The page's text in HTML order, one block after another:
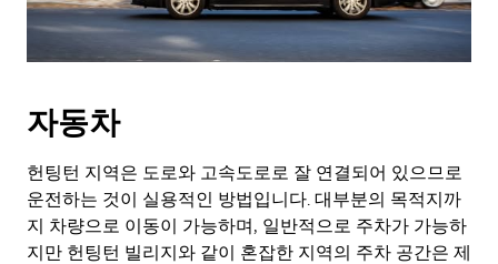
자동차
헌팅턴 지역은 도로와 고속도로로 잘 연결되어 있으므로
운전하는 것이 실용적인 방법입니다. 대부분의 목적지까
지 차량으로 이동이 가능하며, 일반적으로 주차가 가능하
지만 헌팅턴 빌리지와 같이 혼잡한 지역의 주차 공간은 제